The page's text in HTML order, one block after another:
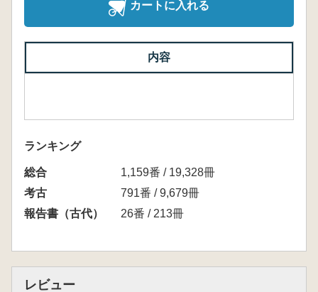
カートに入れる
内容
ランキング
総合
1,159番 / 19,328冊
考古
791番 / 9,679冊
報告書（古代）
26番 / 213冊
レビュー